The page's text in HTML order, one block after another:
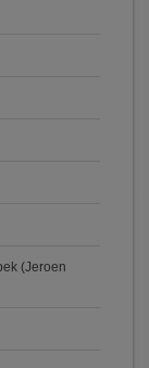
(Jeroen